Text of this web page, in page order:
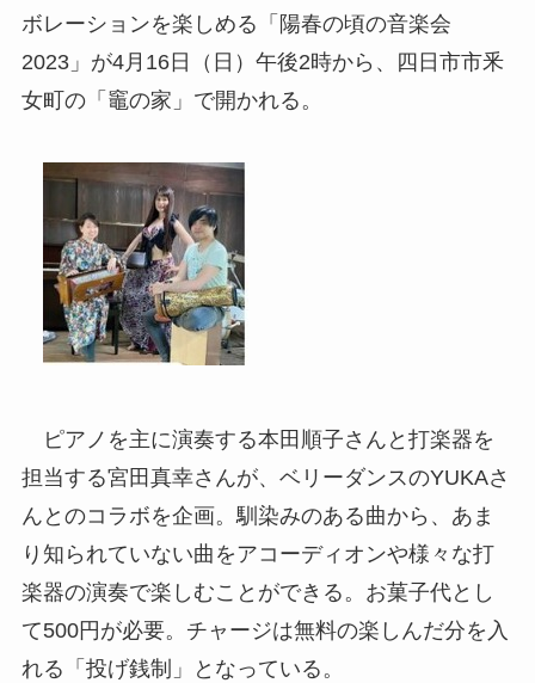
ボレーションを楽しめる「陽春の頃の音楽会
2023」が4月16日（日）午後2時から、四日市市釆
女町の「竈の家」で開かれる。
ピアノを主に演奏する本田順子さんと打楽器を
担当する宮田真幸さんが、ベリーダンスのYUKAさ
んとのコラボを企画。馴染みのある曲から、あま
り知られていない曲をアコーディオンや様々な打
楽器の演奏で楽しむことができる。お菓子代とし
て500円が必要。チャージは無料の楽しんだ分を入
れる「投げ銭制」となっている。